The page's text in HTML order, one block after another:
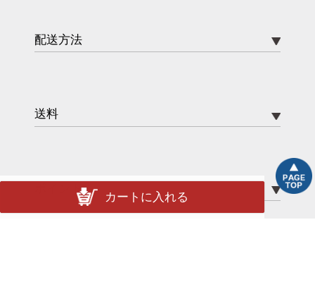
カートに入れる
配送方法
送料
ポイント